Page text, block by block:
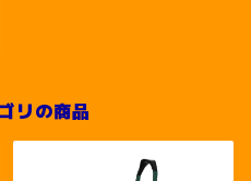
リの商品